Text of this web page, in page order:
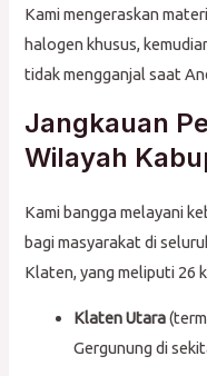
Kami mengeraskan
halogen khusus,
tidak mengganjal saat
Jangkauan
Wilayah
Kami bangga melayani
bagi masyarakat di
Klaten, yang meliputi 26
Klaten Utara
Gergunung di